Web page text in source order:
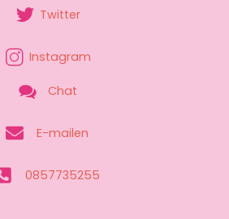
Twitter
Instagram
Chat
E-mailen
0857735255